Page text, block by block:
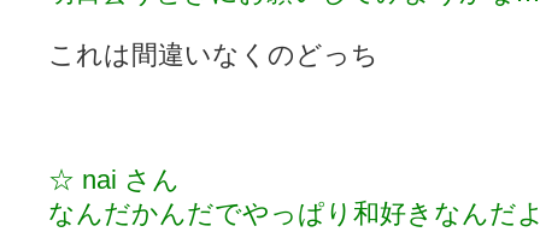
これは間違いなくのどっち
☆ nai さん
なんだかんだでやっぱり和好きなんだ